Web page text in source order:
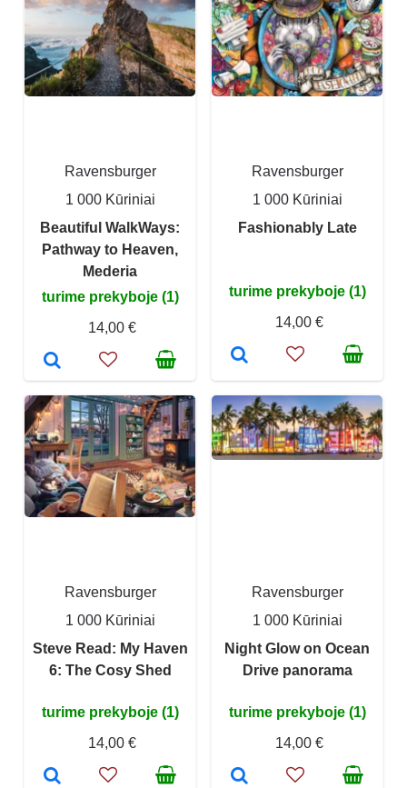
Ravensburger
1 000 Kūriniai
Beautiful WalkWays:
Pathway to Heaven,
Mederia
turime prekyboje (1)
14,00 €
Ravensburger
1 000 Kūriniai
Fashionably Late
turime prekyboje (1)
14,00 €
Ravensburger
1 000 Kūriniai
Steve Read: My Haven
6: The Cosy Shed
turime prekyboje (1)
14,00 €
Ravensburger
1 000 Kūriniai
Night Glow on Ocean
Drive panorama
turime prekyboje (1)
14,00 €